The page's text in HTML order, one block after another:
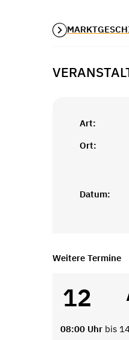
Art:
Ort:
Datum:
Weitere Termine
12
08:00 Uhr bis